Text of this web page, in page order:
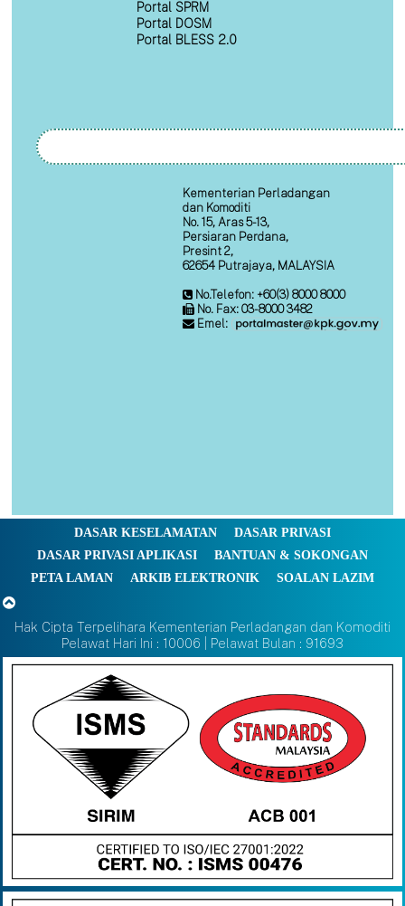
Portal SPRM
Portal DOSM
Portal BLESS 2.0
Kementerian Perladangan
dan Komoditi
No. 15, Aras 5-13,
Persiaran Perdana,
Presint 2,
62654 Putrajaya, MALAYSIA
No.Telefon: +60(3) 8000 8000
No. Fax: 03-8000 3482
Emel:
DASAR KESELAMATAN
DASAR PRIVASI
DASAR PRIVASI APLIKASI
BANTUAN & SOKONGAN
PETA LAMAN
ARKIB ELEKTRONIK SOALAN LAZIM
Hak Cipta Terpelihara Kementerian Perladangan dan Komoditi
Pelawat Hari Ini : 10006 | Pelawat Bulan : 91693